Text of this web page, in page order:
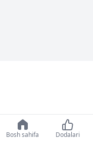
Bosh sahifa Dodalari